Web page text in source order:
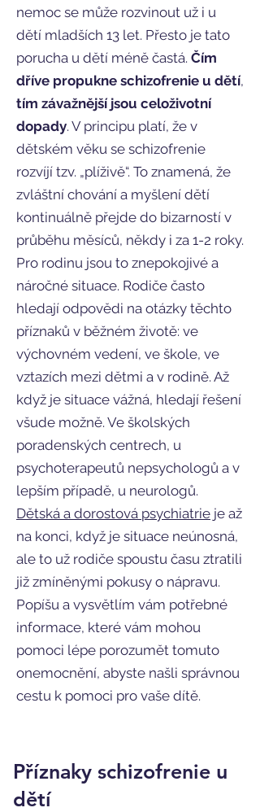
nemoc se může rozvinout už i u
dětí mladších 13 let. Přesto je tato
porucha u dětí méně častá. Čím
dříve propukne schizofrenie u dětí,
tím závažnější jsou celoživotní
dopady. V principu platí, že v
dětském věku se schizofrenie
rozvíjí tzv. „plíživě“. To znamená, že
zvláštní chování a myšlení dětí
kontinuálně přejde do bizarností v
průběhu měsíců, někdy i za 1-2 roky.
Pro rodinu jsou to znepokojivé a
náročné situace. Rodiče často
hledají odpovědi na otázky těchto
příznaků v běžném životě: ve
výchovném vedení, ve škole, ve
vztazích mezi dětmi a v rodině. Až
když je situace vážná, hledají řešení
všude možně. Ve školských
poradenských centrech, u
psychoterapeutů nepsychologů a v
lepším případě, u neurologů.
Dětská a dorostová psychiatrie je až
na konci, když je situace neúnosná,
ale to už rodiče spoustu času ztratili
již zmíněnými pokusy o nápravu.
Popíšu a vysvětlím vám potřebné
informace, které vám mohou
pomoci lépe porozumět tomuto
onemocnění, abyste našli správnou
cestu k pomoci pro vaše dítě.
Příznaky schizofrenie u
dětí